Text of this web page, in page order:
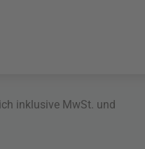
inklusive MwSt. und